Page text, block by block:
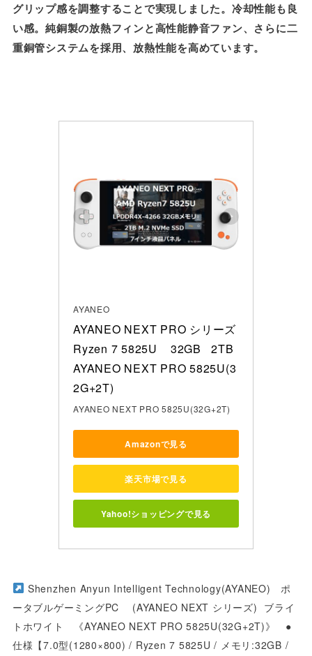
グリップ感を調整することで実現しました。冷却性能も良
い感。純銅製の放熱フィンと高性能静音ファン、さらに二
重銅管システムを採用、放熱性能を高めています。
AYANEO
AYANEO NEXT PRO シリーズ
Ryzen 7 5825U    32GB   2TB
AYANEO NEXT PRO 5825U(3
2G+2T)
AYANEO NEXT PRO 5825U(32G+2T)
Amazonで見る
楽天市場で見る
Yahoo!ショッピングで見る
Shenzhen Anyun Intelligent Technology(AYANEO) ポ
ータブルゲーミングPC (AYANEO NEXT シリーズ) ブライ
トホワイト 《AYANEO NEXT PRO 5825U(32G+2T)》 ●
仕様【7.0型(1280×800) / Ryzen 7 5825U / メモリ:32GB /